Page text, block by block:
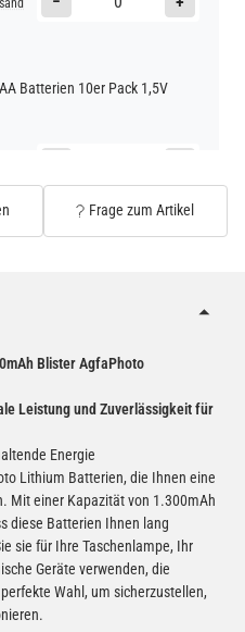
Batterien 10er Pack 1,5V
− +
1
Handventilator Weiß Silber
Frage zum Artikel
Blister AgfaPhoto
Leistung und Zuverlässigkeit für
Energie
Lithium Batterien, die Ihnen eine
Mit einer Kapazität von 1.300mAh
diese Batterien Ihnen lang
sie für Ihre Taschenlampe, Ihr
Geräte verwenden, die
Wahl, um sicherzustellen,